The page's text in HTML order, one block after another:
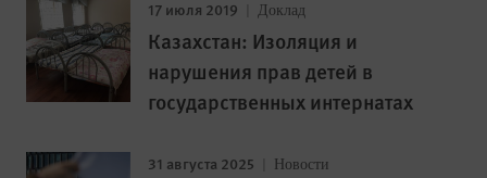
17 июля 2019 Доклад
Казахстан: Изоляция и
нарушения прав детей в
государственных интернатах
31 августа 2025 Новости